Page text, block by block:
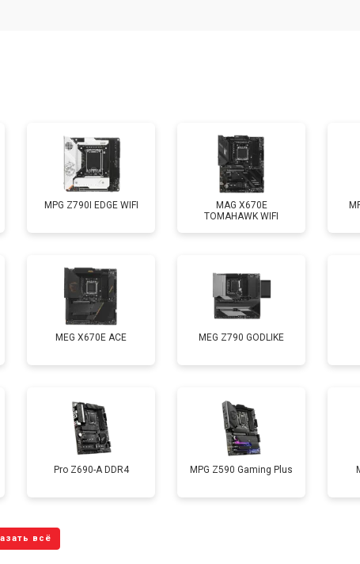
MPG Z790I EDGE WIFI
MAG X670E
TOMAHAWK WIFI
MEG X670E ACE MEG Z790 GODLIKE
Pro Z690-A DDR4 MPG Z590 Gaming Plus